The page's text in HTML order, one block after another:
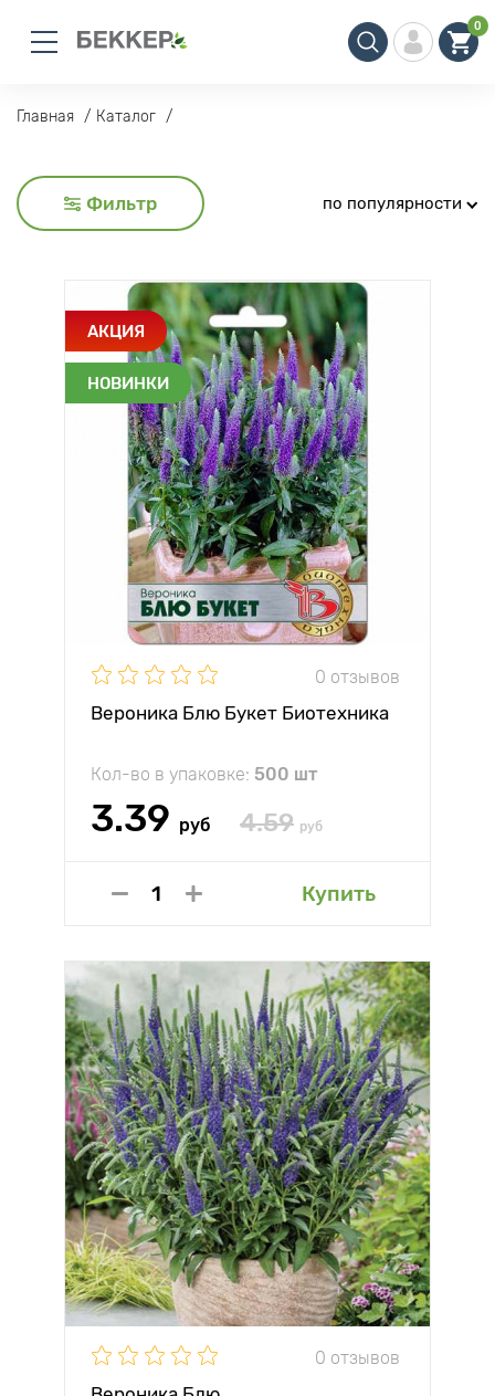
0
Главная Каталог
Фильтр по популярности
АКЦИЯ
НОВИНКИ
0 отзывов
Вероника Блю Букет Биотехника
Кол-во в упаковке: 500 шт
3.39 руб 4.59 руб
Купить
0 отзывов